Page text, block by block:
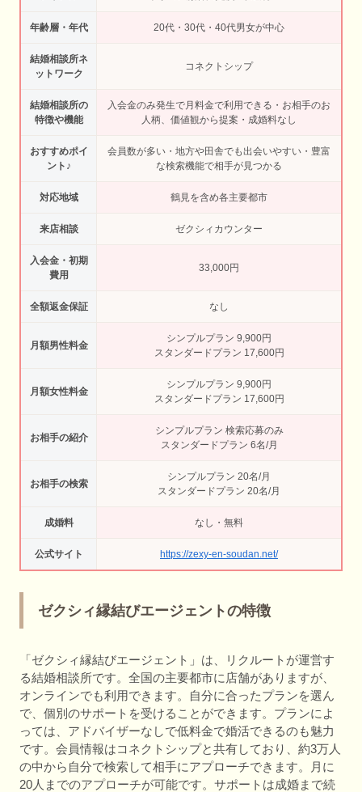
年齢層・年代 20代・30代・40代男女が中心
結婚相談所ネ
ットワーク
コネクトシップ
結婚相談所の
特徴や機能
入会金のみ発生で月料金で利用できる・お相手のお
人柄、価値観から提案・成婚料なし
おすすめポイ
ント♪
会員数が多い・地方や田舎でも出会いやすい・豊富
な検索機能で相手が見つかる
対応地域 鶴見を含め各主要都市
来店相談 ゼクシィカウンター
入会金・初期
費用
33,000円
全額返金保証 なし
月額男性料金
シンプルプラン 9,900円
スタンダードプラン 17,600円
月額女性料金
シンプルプラン 9,900円
スタンダードプラン 17,600円
お相手の紹介
シンプルプラン 検索応募のみ
スタンダードプラン 6名/月
お相手の検索
シンプルプラン 20名/月
スタンダードプラン 20名/月
成婚料 なし・無料
公式サイト https://zexy-en-soudan.net/
ゼクシィ縁結びエージェントの特徴
「ゼクシィ縁結びエージェント」は、リクルートが運営す
る結婚相談所です。全国の主要都市に店舗がありますが、
オンラインでも利用できます。自分に合ったプランを選ん
で、個別のサポートを受けることができます。プランによ
っては、アドバイザーなしで低料金で婚活できるのも魅力
です。会員情報はコネクトシップと共有しており、約3万人
の中から自分で検索して相手にアプローチできます。月に
20人までのアプローチが可能です。サポートは成婚まで続